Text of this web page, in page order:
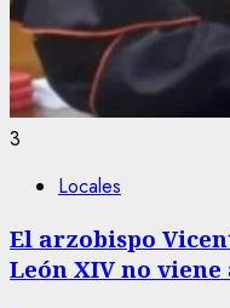
3
Locales
El arzobispo
León XIV no